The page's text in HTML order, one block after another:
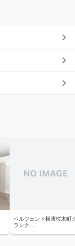
ベルジェンド横濱桜木町
ランク…